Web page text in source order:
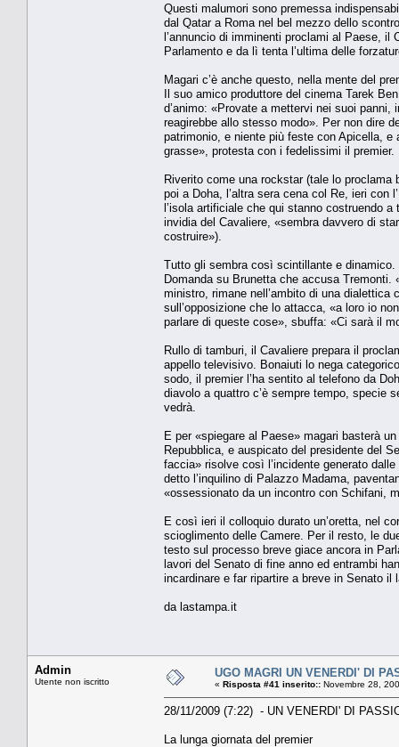
Questi malumori sono premessa
dal Qatar a Roma nel bel mezzo dello
l’annuncio di imminenti proclami al Paese,
Parlamento e da lì tenta l’ultima delle
Magari c’è anche questo, nella mente del
Il suo amico produttore del cinema Tarek
d’animo: «Provate a mettervi nei suoi
reagirebbe allo stesso modo». Per non dire
patrimonio, e niente più feste con Apicella,
grasse», protesta con i fedelissimi il
Riverito come una rockstar (tale lo
poi a Doha, l’altra sera cena col Re, ieri con
l’isola artificiale che qui stanno costruendo
invidia del Cavaliere, «sembra davvero di
costruire»).
Tutto gli sembra così scintillante e
Domanda su Brunetta che accusa Tremonti.
ministro, rimane nell’ambito di una
sull’opposizione che lo attacca, «a loro io
parlare di queste cose», sbuffa: «Ci sarà il
Rullo di tamburi, il Cavaliere prepara il
appello televisivo. Bonaiuti lo nega
sodo, il premier l’ha sentito al telefono da
diavolo a quattro c’è sempre tempo, specie
vedrà.
E per «spiegare al Paese» magari basterà
Repubblica, e auspicato del presidente del
faccia» risolve così l’incidente generato
detto l’inquilino di Palazzo Madama,
«ossessionato da un incontro con Schifani,
E così ieri il colloquio durato un’oretta, nel
scioglimento delle Camere. Per il resto, le
testo sul processo breve giace ancora in
lavori del Senato di fine anno ed entrambi
incardinare e far ripartire a breve in Senato
da lastampa.it
Admin
Utente non iscritto
UGO MAGRI UN VENERDI' DI
« Risposta #41 inserito:: Novembre 28,
28/11/2009 (7:22) - UN VENERDI' DI
La lunga giornata del premier